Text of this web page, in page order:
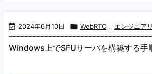
 2024年6月10日  WebRTC , エンジニア
Windows上でSFUサーバを構築する手